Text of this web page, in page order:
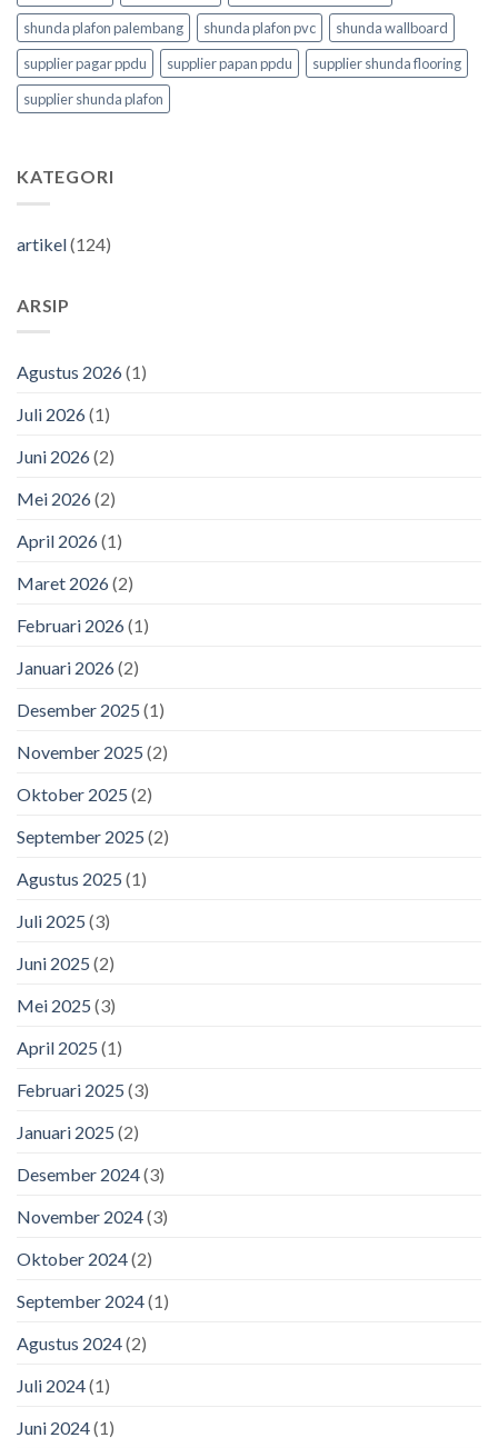
shunda plafon palembang
shunda plafon pvc
shunda wallboard
supplier pagar ppdu
supplier papan ppdu
supplier shunda flooring
supplier shunda plafon
KATEGORI
artikel(124)
ARSIP
Agustus 2026(1)
Juli 2026(1)
Juni 2026(2)
Mei 2026(2)
April 2026(1)
Maret 2026(2)
Februari 2026(1)
Januari 2026(2)
Desember 2025 (1)
November 2025 (2)
Oktober 2025 (2)
September 2025 (2)
Agustus 2025 (1)
Juli 2025 (3)
Juni 2025 (2)
Mei 2025 (3)
April 2025 (1)
Februari 2025 (3)
Januari 2025 (2)
Desember 2024(3)
November 2024(3)
Oktober 2024(2)
September 2024(1)
Agustus 2024(2)
Juli 2024(1)
Juni 2024(1)